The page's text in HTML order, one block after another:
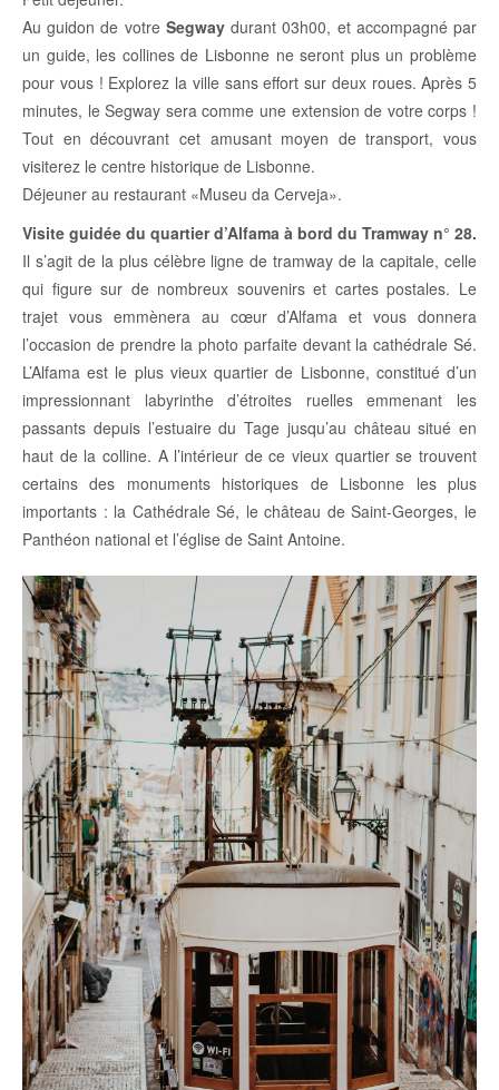
Au guidon de votre Segwaydurant 03h00, et accompagné par
un guide, les collines de Lisbonne ne seront plus un problème
pour vous ! Explorez la ville sans effort sur deux roues. Après 5
minutes, le Segway sera comme une extension de votre corps !
Tout en découvrant cet amusant moyen de transport, vous
visiterez le centre historique de Lisbonne.
Déjeuner au restaurant «Museu da Cerveja».
Visite guidée du quartier d’Alfama à bord du Tramway n° 28.
Il s’agit de la plus célèbre ligne de tramway de la capitale, celle
qui figure sur de nombreux souvenirs et cartes postales. Le
trajet vous emmènera au cœur d’Alfama et vous donnera
l’occasion de prendre la photo parfaite devant la cathédrale Sé.
L’Alfama est le plus vieux quartier de Lisbonne, constitué d’un
impressionnant labyrinthe d’étroites ruelles emmenant les
passants depuis l’estuaire du Tage jusqu’au château situé en
haut de la colline. A l’intérieur de ce vieux quartier se trouvent
certains des monuments historiques de Lisbonne les plus
importants : la Cathédrale Sé, le château de Saint-Georges, le
Panthéon national et l’église de Saint Antoine.